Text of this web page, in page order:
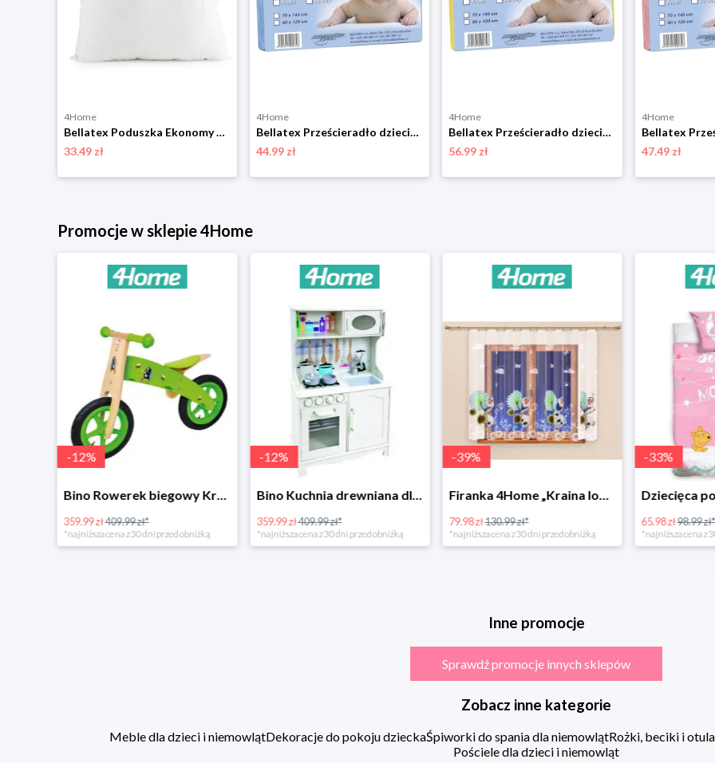
4Home
Bellatex Poduszka Ekonomy bawełna, 40 x 50 cm
33.49 zł
4Home
Bellatex Prześcieradło dziecięce frotte, jasnoniebieskie, 60 x 120 cm
44.99 zł
4Home
Bellatex Prześcieradło dziecięce frotte, 60 x 120 cm
56.99 zł
4Home
47.49 zł
Promocje w sklepie 4Home
-12%
Bino Rowerek biegowy Krecik
359.99 zł409.99 zł*
*najniższa cena z 30 dni przed obniżką
-12%
359.99 zł409.99 zł*
*najniższa cena z 30 dni przed obniżką
-39%
79.98 zł130.99 zł*
*najniższa cena z 30 dni przed obniżką
-33%
65.98 zł98.99 zł*
*najniższa cena z
Inne promocje
Sprawdź promocje innych sklepów
Zobacz inne kategorie
Meble dla dzieci i niemowlątDekoracje do pokoju dzieckaŚpiworki do spania dla niemowlątRożki, beciki i
Pościele dla dzieci i niemowląt